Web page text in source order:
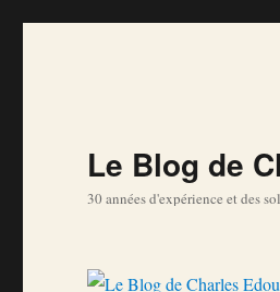
Le Blog de
30 années d'expérience et des